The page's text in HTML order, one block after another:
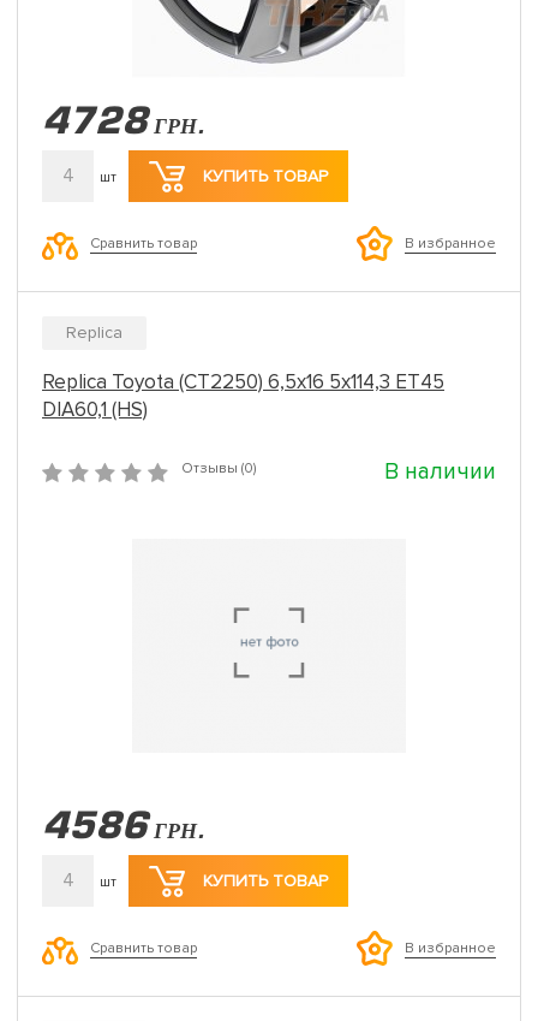
4728 ГРН.
4 шт КУПИТЬ ТОВАР
Сравнить товар В избранное
Replica
Replica Toyota (CT2250) 6,5x16 5x114,3 ET45
DIA60,1 (HS)
Отзывы (0) В наличии
4586 ГРН.
4 шт КУПИТЬ ТОВАР
Сравнить товар В избранное